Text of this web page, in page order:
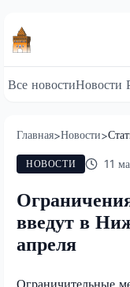
Все новостиНовости
Главная>Новости>
НОВОСТИ 11
введут в
апреля
Ограничительные